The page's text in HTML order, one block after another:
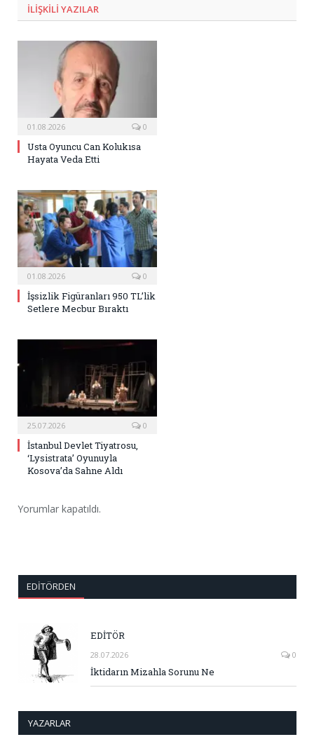
ILIŞKILI YAZILAR
01.08.2026 0
Usta Oyuncu Can Kolukısa
Hayata Veda Etti
01.08.2026 0
İşsizlik Figüranları 950 TL’lik
Setlere Mecbur Bıraktı
25.07.2026 0
İstanbul Devlet Tiyatrosu,
‘Lysistrata’ Oyunuyla
Kosova’da Sahne Aldı
Yorumlar kapatıldı.
EDITÖRDEN
EDİTÖR
28.07.2026 0
İktidarın Mizahla Sorunu Ne
YAZARLAR